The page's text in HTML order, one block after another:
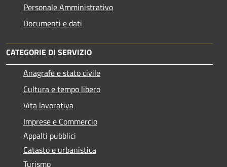
Personale Amministrativo
Documenti e dati
CATEGORIE DI SERVIZIO
Anagrafe e stato civile
Cultura e tempo libero
Vita lavorativa
Imprese e Commercio
Appalti pubblici
Catasto e urbanistica
Turismo